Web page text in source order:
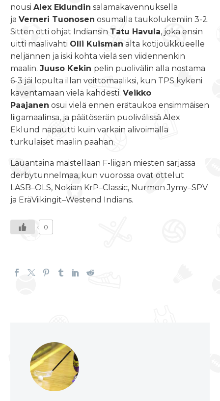
nousi Alex Eklundin salamakavennuksella
ja Verneri Tuonosen osumalla taukolukemiin 3-2.
Sitten otti ohjat Indiansin Tatu Havula, joka ensin
uitti maalivahti Olli Kuisman alta kotijoukkueelle
neljännen ja iski kohta vielä sen viidennenkin
maalin. Juuso Kekin pelin puolivälin alla nostama
6-3 jäi lopulta illan voittomaaliksi, kun TPS kykeni
kaventamaan vielä kahdesti. Veikko
Paajanen osui vielä ennen erätaukoa ensimmäisen
liigamaalinsa, ja päätöserän puolivälissä Alex
Eklund napautti kuin varkain alivoimalla
turkulaiset maalin päähän.
Lauantaina maistellaan F-liigan miesten sarjassa
derbytunnelmaa, kun vuorossa ovat ottelut
LASB–OLS, Nokian KrP–Classic, Nurmon Jymy–SPV
ja EräViikingit–Westend Indians.
0